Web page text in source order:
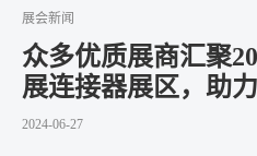
展会新闻
众多优质展商汇聚
展连接器展区，助
2024-06-27